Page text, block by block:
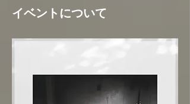
イベントについて